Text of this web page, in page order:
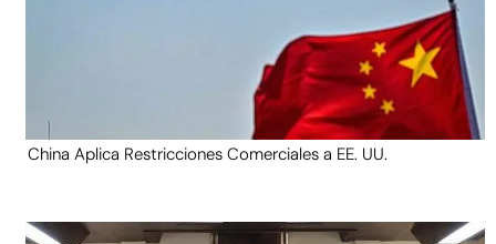
China Aplica Restricciones Comerciales a EE. UU.